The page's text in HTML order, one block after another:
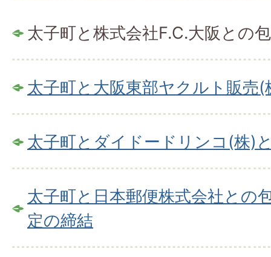
太子町と株式会社F.C.大阪との
太子町と大阪東部ヤクルト販売
太子町とダイドードリンコ(株)
太子町と日本郵便株式会社との
定の締結